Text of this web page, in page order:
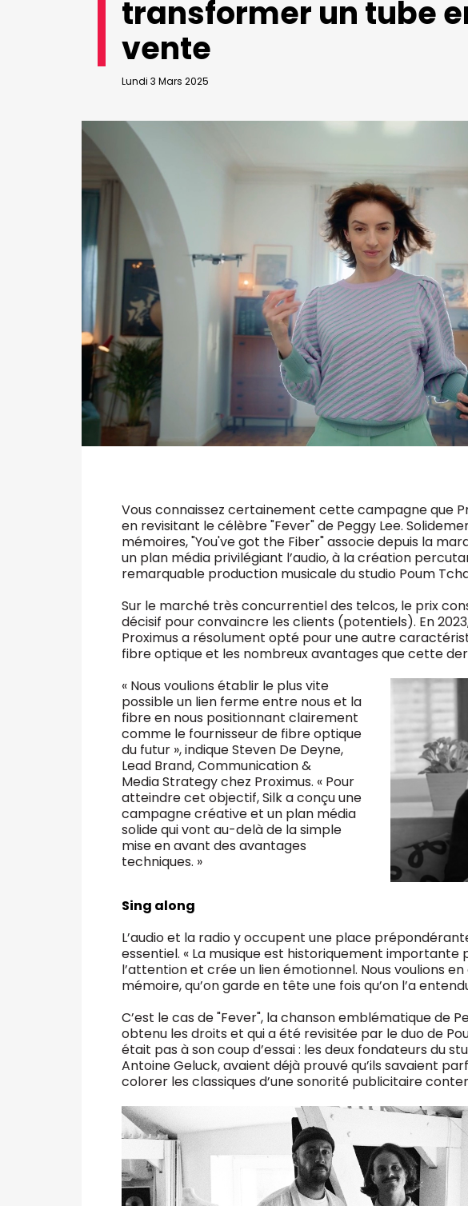
transformer un tube
vente
Lundi 3 Mars 2025
Vous connaissez certainement cette campagne que
en revisitant le célèbre "Fever" de Peggy Lee.
mémoires, "You've got the Fiber" associe depuis la
un plan média privilégiant l’audio, à la création
remarquable production musicale du studio Poum
Sur le marché très concurrentiel des telcos, le prix
décisif pour convaincre les clients (potentiels). En
Proximus a résolument opté pour une autre
fibre optique et les nombreux avantages que cette
« Nous voulions établir le plus vite
possible un lien ferme entre nous et la
fibre en nous positionnant clairement
comme le fournisseur de fibre optique
du futur », indique Steven De Deyne,
Lead Brand, Communication &
Media Strategy chez Proximus. « Pour
atteindre cet objectif, Silk a conçu une
campagne créative et un plan média
solide qui vont au-delà de la simple
mise en avant des avantages
techniques. »
Sing along
L’audio et la radio y occupent une place
essentiel. « La musique est historiquement importante
l’attention et crée un lien émotionnel. Nous voulions
mémoire, qu’on garde en tête une fois qu’on l’a
C’est le cas de "Fever", la chanson emblématique de
obtenu les droits et qui a été revisitée par le duo de
était pas à son coup d’essai : les deux fondateurs du
Antoine Geluck, avaient déjà prouvé qu’ils savaient
colorer les classiques d’une sonorité publicitaire
Abonnement d’entreprise